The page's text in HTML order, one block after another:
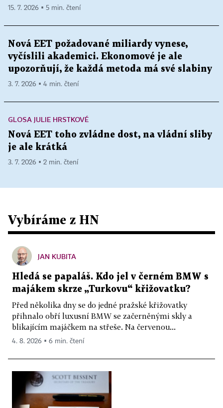
15. 7. 2026 ▪ 5 min. čtení
Nová EET požadované miliardy vynese,
vyčíslili akademici. Ekonomové je ale
upozorňují, že každá metoda má své slabiny
3. 7. 2026 ▪ 4 min. čtení
GLOSA JULIE HRSTKOVÉ
Nová EET toho zvládne dost, na vládní sliby
je ale krátká
3. 7. 2026 ▪ 2 min. čtení
Vybíráme z HN
JAN KUBITA
Hledá se papaláš. Kdo jel v černém BMW s
majákem skrze „Turkovu“ křižovatku?
Před několika dny se do jedné pražské křižovatky
přihnalo obří luxusní BMW se začerněnými skly a
blikajícím majáčkem na střeše. Na červenou...
4. 8. 2026 ▪ 6 min. čtení